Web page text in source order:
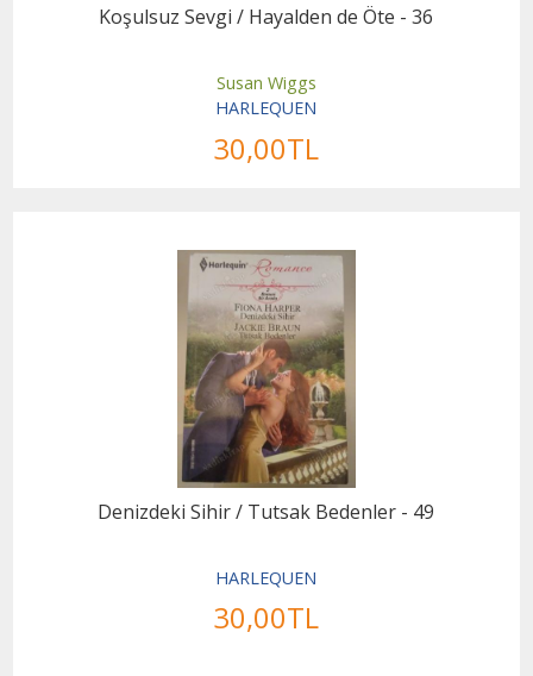
Koşulsuz Sevgi / Hayalden de Öte - 36
Susan Wiggs
HARLEQUEN
30,00TL
Denizdeki Sihir / Tutsak Bedenler - 49
HARLEQUEN
30,00TL